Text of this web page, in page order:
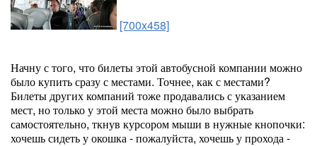
[700x458]
Начну с того, что билеты этой автобусной компании можно
было купить сразу с местами. Точнее, как с местами?
Билеты других компаний тоже продавались с указанием
мест, но только у этой места можно было выбрать
самостоятельно, ткнув курсором мыши в нужные кнопочки:
хочешь сидеть у окошка - пожалуйста, хочешь у прохода -